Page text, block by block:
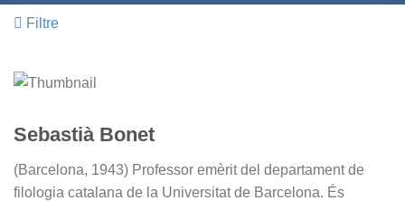
Filtre
Sebastià Bonet
(Barcelona, 1943) Professor emèrit del departament de
filologia catalana de la Universitat de Barcelona. És